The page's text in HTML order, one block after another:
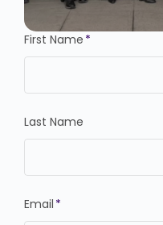
First Name *
Last Name
Email *